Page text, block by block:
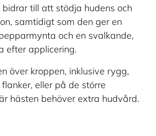
bidrar till att stödja hudens och
samtidigt som den ger en
och en svalkande,
efter applicering.
över kroppen, inklusive rygg,
eller på de större
hästen behöver extra hudvård.